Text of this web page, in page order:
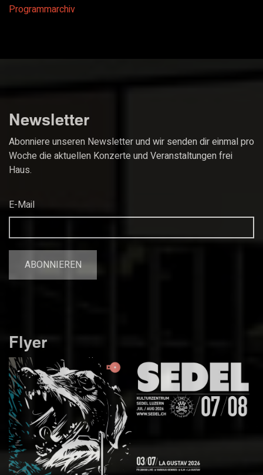
Programmarchiv
Newsletter
Abonniere unseren Newsletter und wir senden dir einmal pro
Woche die aktuellen Konzerte und Veranstaltungen frei
Haus.
E-Mail
Flyer